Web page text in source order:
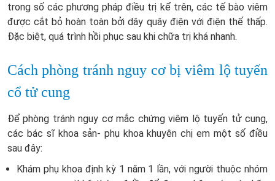
trong số các phương pháp điều trị kể trên, các tế bào viêm
được cắt bỏ hoàn toàn bởi dây quây điện với điện thế thấp.
Đặc biệt, quá trình hồi phục sau khi chữa trị khá nhanh.
Cách phòng tránh nguy cơ bị viêm lộ tuyến
cổ tử cung
Để phòng tránh nguy cơ mắc chứng viêm lộ tuyến tử cung,
các bác sĩ khoa sản- phụ khoa khuyên chị em một số điều
sau đây:
Khám phụ khoa định kỳ 1 năm 1 lần, với người thuộc nhóm